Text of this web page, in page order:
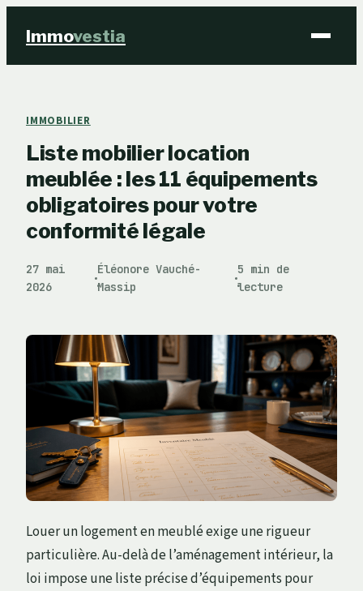
Immovestia
Immobilier
Business
Éducation & Emploi
IMMOBILIER
Liste mobilier location
meublée : les 11 équipements
obligatoires pour votre
conformité légale
27 mai
2026
·
Éléonore Vauché-
Massip
·
5 min de
lecture
Louer un logement en meublé exige une rigueur
particulière. Au-delà de l’aménagement intérieur, la
loi impose une liste précise d’équipements pour